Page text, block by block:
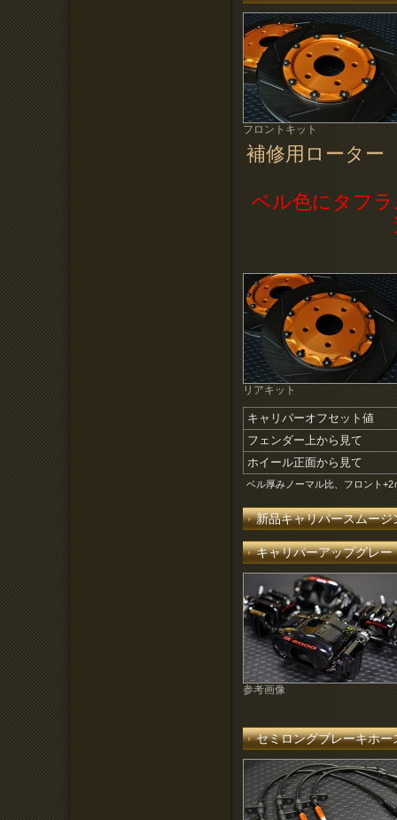
フロントキット
補修用ローター
ベル色にタフ
リアキット
キャリパーオフセット値
フェンダー上から見て
ホイール正面から見て
ベル厚みノーマル比、フロント
新品キャリパースムー
キャリパーアップグレ
参考画像
セミロングブレーキホ